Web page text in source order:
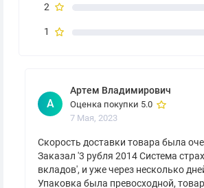
2
1
А
Артем Владимирович
Оценка покупки 5.0
7 Мая, 2023
Скорость доставки товара была
Заказал '3 рубля 2014 Система
вкладов', и уже через несколько
Упаковка была превосходной,